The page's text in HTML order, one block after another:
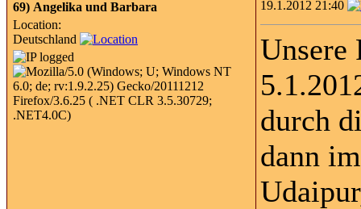
69) Angelika und Barbara
Location:
Deutschland
19.1.2012 21:40
Unsere
durch
dann